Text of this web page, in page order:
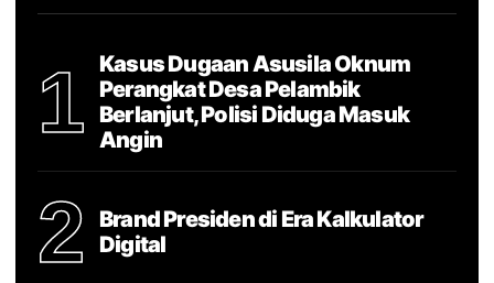
1
Kasus Dugaan Asusila Oknum
Perangkat Desa Pelambik
Berlanjut, Polisi Diduga Masuk
Angin
2
Brand Presiden di Era Kalkulator
Digital